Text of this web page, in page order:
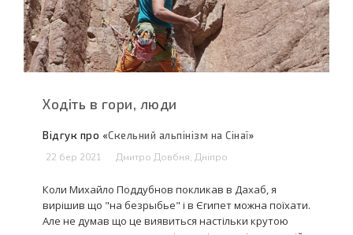
Ходіть в гори, люди
Відгук про «Скельний альпінізм на Сінаї»
22 бер 2021
Дмитро Довбня, Дніпро
Коли Михайло Поддубнов покликав в Дахаб, я
вирішив що "на безрыбье" і в Єгипет можна поїхати.
Але не думав що це виявиться настільки крутою